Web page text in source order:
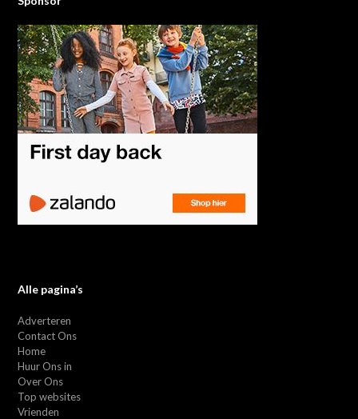
Alle pagina’s
Adverteren
Contact Ons
Home
Huur Ons in
Over Ons
Top websites
Vrienden